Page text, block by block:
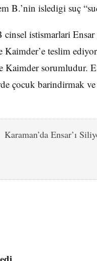
B.’nin isledigi suç
cinsel istismarlari
teslim
Kaimder sorumludur.
çocuk barindirmak
Karaman’da Ensar’ı